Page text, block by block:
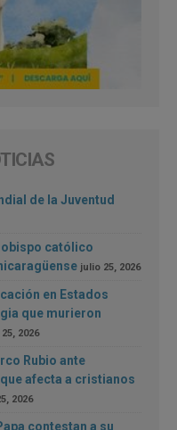
de la Juventud
obispo católico
julio 25, 2026
en Estados
que murieron
2026
Rubio ante
afecta a cristianos
2026
contestan a su